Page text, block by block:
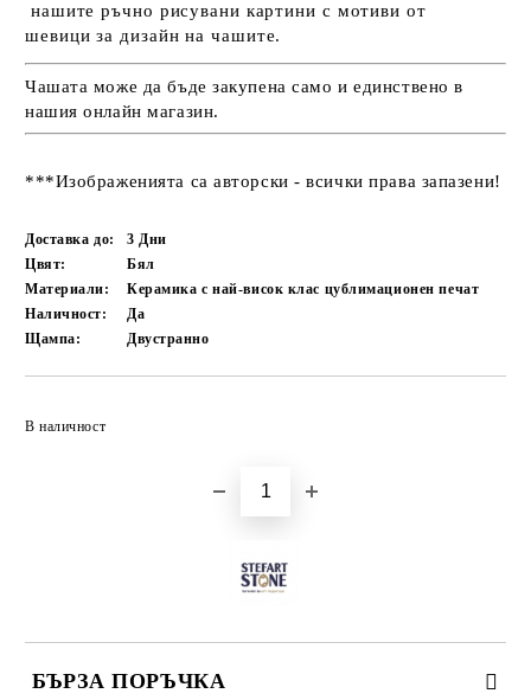
нашите ръчно рисувани картини с мотиви от
шевициза дизайн на чашите.
Чашата може да бъде закупена само и единствено в
нашия онлайн магазин.
***Изображенията са авторски - всички права запазени!
Доставка до: 3 Дни
Цвят:
Бял
Материали:
Керамика с най-висок клас цублимационен печат
Наличност:
Да
Щампа:
Двустранно
В наличност
БЪРЗА ПОРЪЧКА